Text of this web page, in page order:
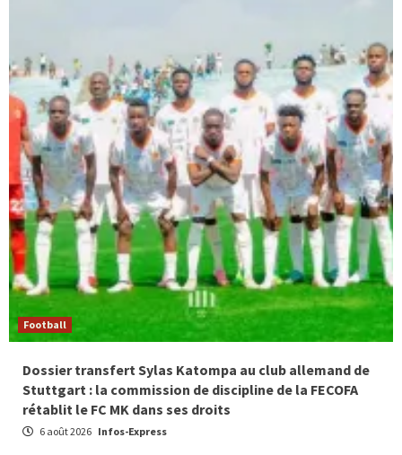
Football
Dossier transfert Sylas Katompa au club allemand de
Stuttgart : la commission de discipline de la FECOFA
rétablit le FC MK dans ses droits
6 août 2026 Infos-Express